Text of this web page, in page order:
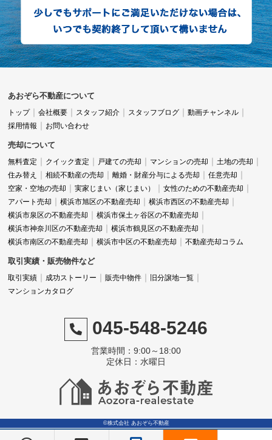
あおぞら不動産について
トップ 会社概要 スタッフ紹介 スタッフブログ
動画チャンネル
採用情報
お問い合わせ
売却について
無料査定 クイック査定 戸建ての売却 マンションの売却
土地の売却
住み替え
相続不動産の売却 離婚・財産分与による売却
任意売却
空家・空地の売却
実家じまい（家じまい）
女性のための不動産売却
アパート売却
横浜市旭区の不動産売却
横浜市西区の不動産売却
横浜市泉区の不動産売却
横浜市保土ヶ谷区の不動産売却
横浜市神奈川区の不動産売却
横浜市鶴見区の不動産売却
横浜市南区の不動産売却
横浜市中区の不動産売却 不動産売却コラム
取引実績・販売物件など
取引実績 成功ストーリー 販売中物件
旧分譲地一覧
マンションカタログ
045-548-5246
営業時間：9:00～18:00
定休日：水曜日
©株式会社 あおぞら不動産